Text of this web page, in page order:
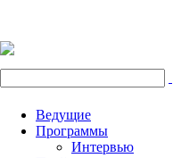
Ведущие
Программы
Интервью